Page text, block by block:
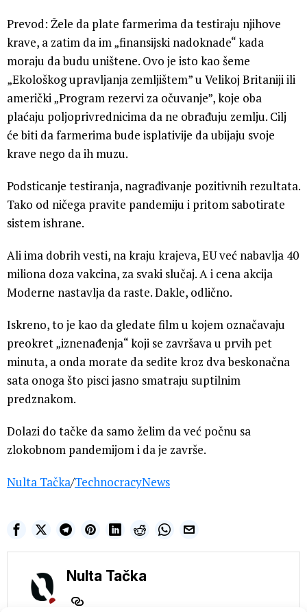
Prevod: Žele da plate farmerima da testiraju njihove
krave, a zatim da im „finansijski nadoknade“ kada
moraju da budu uništene. Ovo je isto kao šeme
„Ekološkog upravljanja zemljištem” u Velikoj Britaniji ili
američki „Program rezervi za očuvanje”, koje oba
plaćaju poljoprivrednicima da ne obrađuju zemlju. Cilj
će biti da farmerima bude isplativije da ubijaju svoje
krave nego da ih muzu.
Podsticanje testiranja, nagrađivanje pozitivnih rezultata.
Tako od ničega pravite pandemiju i pritom sabotirate
sistem ishrane.
Ali ima dobrih vesti, na kraju krajeva, EU već nabavlja 40
miliona doza vakcina, za svaki slučaj. A i cena akcija
Moderne nastavlja da raste. Dakle, odlično.
Iskreno, to je kao da gledate film u kojem označavaju
preokret „iznenađenja“ koji se završava u prvih pet
minuta, a onda morate da sedite kroz dva beskonačna
sata onoga što pisci jasno smatraju suptilnim
predznakom.
Dolazi do tačke da samo želim da već počnu sa
zlokobnom pandemijom i da je završe.
Nulta Tačka/TechnocracyNews
Nulta Tačka